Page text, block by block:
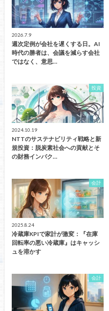
2026.7.9
週次定例が会社を遅くする日。AI
時代の勝者は、会議を減らす会社
ではなく、意思…
投資
2024.10.19
NTTのサステナビリティ戦略と新
規投資：脱炭素社会への貢献とそ
の財務インパク…
会計
2025.8.24
冷蔵庫KPIで家計が激変：『在庫
回転率の悪い冷蔵庫』はキャッシ
ュを溶かす
会計